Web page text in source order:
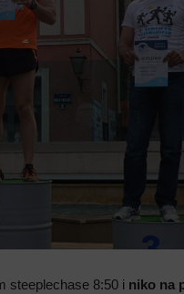
steeplechase 8:50 i niko na